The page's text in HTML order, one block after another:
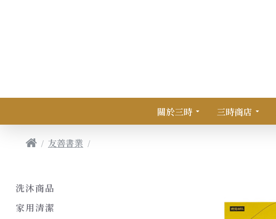
關於三時 三時商店
友善書業
洗沐商品
家用清潔